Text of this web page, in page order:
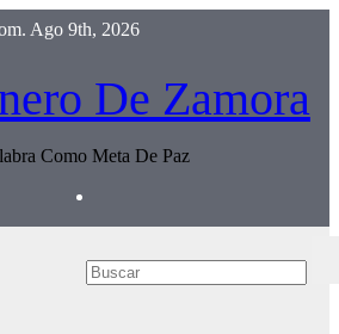
Ago 9th, 2026
De Zamora
Como Meta De Paz